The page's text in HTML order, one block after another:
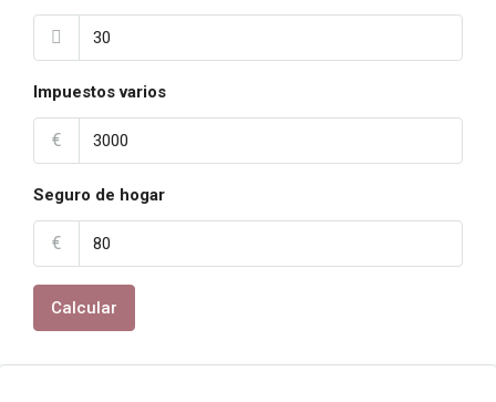
Impuestos varios
€
Seguro de hogar
€
Calcular